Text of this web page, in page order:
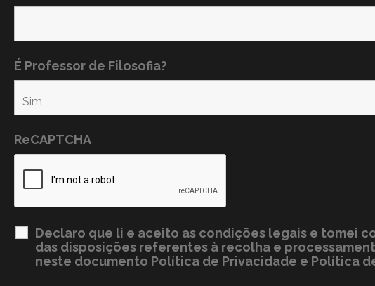
É Professor de Filosofia?
ReCAPTCHA
Declaro que li e aceito as condições legais e tomei
das disposições referentes à recolha e
neste documento Política de Privacidade e Política